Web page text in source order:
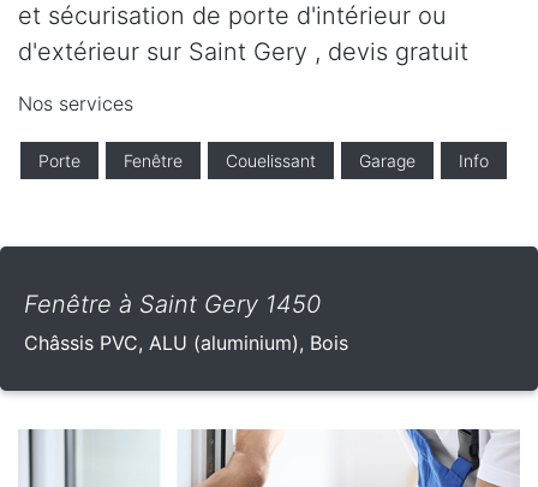
et sécurisation de porte d'intérieur ou
d'extérieur sur Saint Gery , devis gratuit
Nos services
Porte Fenêtre Couelissant Garage Info
Fenêtre à Saint Gery 1450
Châssis PVC, ALU (aluminium), Bois